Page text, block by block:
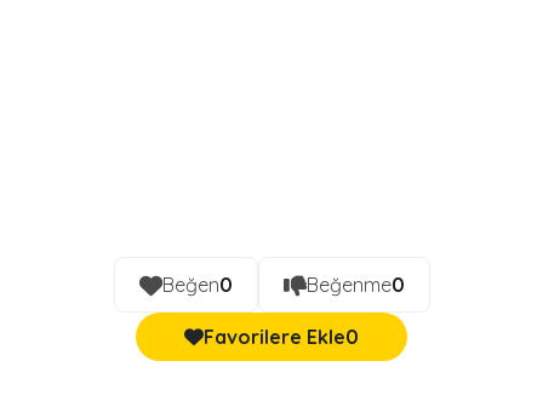
Beğen0 Beğenme0
Favorilere Ekle0